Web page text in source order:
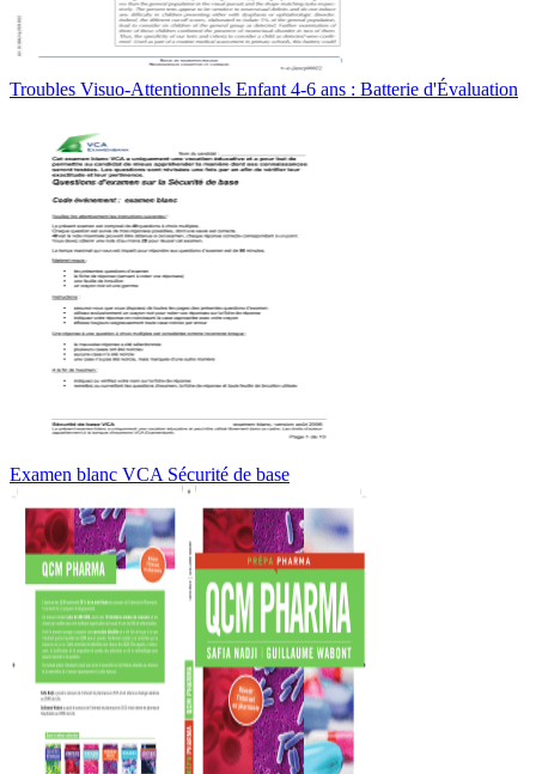
Troubles Visuo-Attentionnels Enfant 4-6 ans : Batterie d'Évaluation
Examen blanc VCA Sécurité de base